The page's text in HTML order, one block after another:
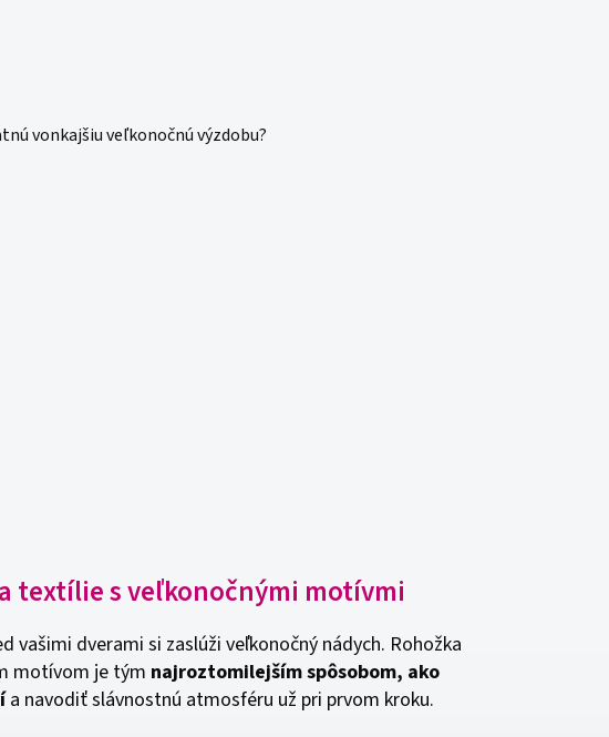
textílie s veľkonočnými motívmi
vašimi dverami si zaslúži veľkonočný nádych. Rohožka
motívom je tým najroztomilejším spôsobom, ako
a navodiť slávnostnú atmosféru už pri prvom kroku.